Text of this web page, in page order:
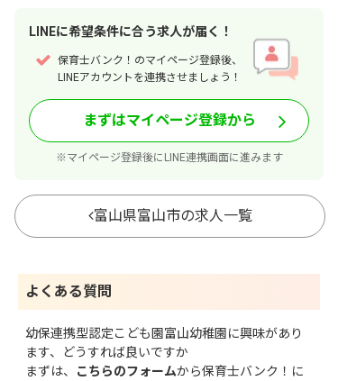
LINEに希望条件に合う求人が届く！
保育士バンク！のマイページ登録後、
LINEアカウントを連携させましょう！
まずはマイページ登録から
※マイページ登録後にLINE連携画面に進みます
富山県富山市の求人一覧
よくある質問
幼保連携型認定こども園富山幼稚園に興味があり
ます、どうすれば良いですか
まずは、
こちらのフォームから保育士バンク！に